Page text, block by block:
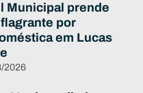
Municipal prende
por
em Lucas
2026